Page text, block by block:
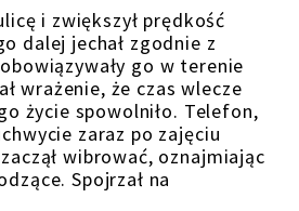
i zwiększył prędkość
dalej jechał zgodnie z
go w terenie
wrażenie, że czas wlecze
życie spowolniło. Telefon,
zaraz po zajęciu
wibrować, oznajmiając
Spojrzał na